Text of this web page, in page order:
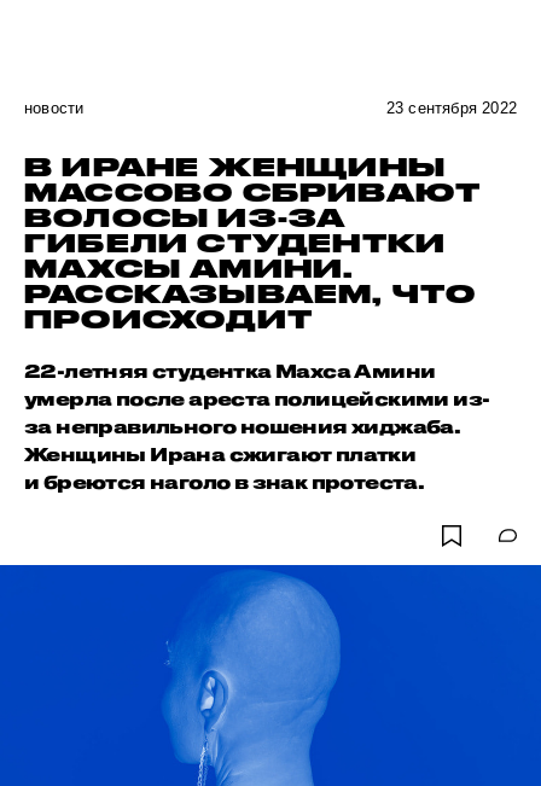
новости 23 сентября 2022
В ИРАНЕ ЖЕНЩИНЫ
МАССОВО СБРИВАЮТ
ВОЛОСЫ ИЗ-ЗА
ГИБЕЛИ СТУДЕНТКИ
МАХСЫ АМИНИ.
РАССКАЗЫВАЕМ, ЧТО
ПРОИСХОДИТ
22-летняя студентка Махса Амини
умерла после ареста полицейскими из-
за неправильного ношения хиджаба.
Женщины Ирана сжигают платки
и бреются наголо в знак протеста.